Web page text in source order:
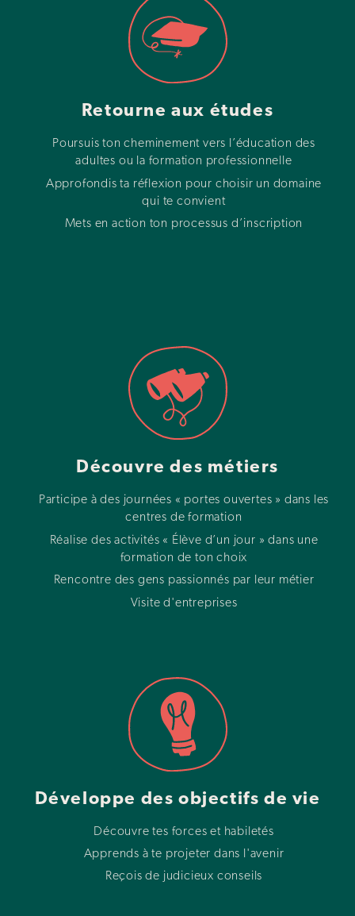
Retourne aux études
Poursuis ton cheminement vers l’éducation des
adultes ou la formation professionnelle
Approfondis ta réflexion pour choisir un domaine
qui te convient
Mets en action ton processus d’inscription
Découvre des métiers
Participe à des journées « portes ouvertes » dans les
centres de formation
Réalise des activités « Élève d’un jour » dans une
formation de ton choix
Rencontre des gens passionnés par leur métier
Visite d'entreprises
Développe des objectifs de vie
Découvre tes forces et habiletés
Apprends à te projeter dans l'avenir
Reçois de judicieux conseils